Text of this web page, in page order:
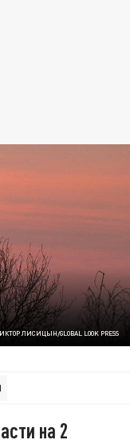
ЛИСИЦЫН/GLOBAL LOOK PRESS
на 2